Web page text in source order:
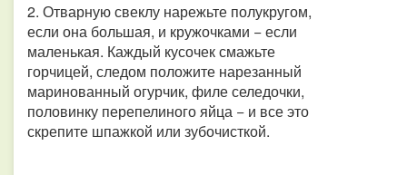
2. Отварную свеклу нарежьте полукругом,
если она большая, и кружочками − если
маленькая. Каждый кусочек смажьте
горчицей, следом положите нарезанный
маринованный огурчик, филе селедочки,
половинку перепелиного яйца − и все это
скрепите шпажкой или зубочисткой.